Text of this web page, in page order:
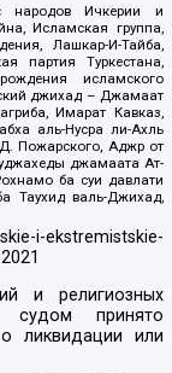
народов Ичкерии и
Исламская группа,
Лашкар-И-Тайба,
партия Туркестана,
исламского
джихад – Джамаат
Имарат Кавказ,
аль-Нусра ли-Ахль
Пожарского, Аджр от
джамаата Ат-
ба суи давлати
Таухид валь-Джихад,
i-ekstremistskie-
и религиозных
судом принято
ликвидации или